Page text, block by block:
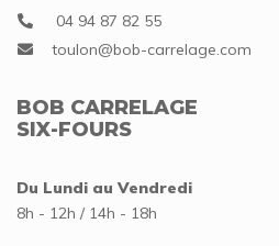
04 94 87 82 55
BOB CARRELAGE
SIX-FOURS
Du Lundi au Vendredi
8h - 12h / 14h - 18h